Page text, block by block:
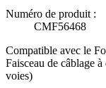
Numéro de produit :
CMF56468
Compatible avec le
Faisceau de câblage
voies)